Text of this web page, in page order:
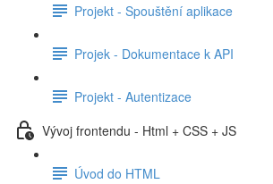
Projekt - Spouštění aplikace
Projek - Dokumentace k API
Projekt - Autentizace
Vývoj frontendu - Html + CSS + JS
Úvod do HTML